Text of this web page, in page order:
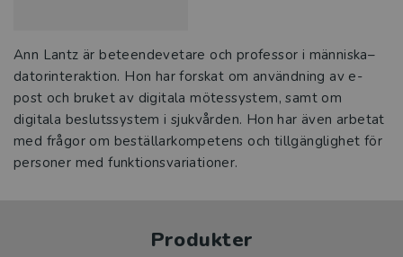
Ann Lantz är beteendevetare och professor i människa–
datorinteraktion. Hon har forskat om användning av e-
post och bruket av digitala mötessystem, samt om
digitala beslutssystem i sjukvården. Hon har även arbetat
med frågor om beställarkompetens och tillgänglighet för
personer med funktionsvariationer.
Produkter